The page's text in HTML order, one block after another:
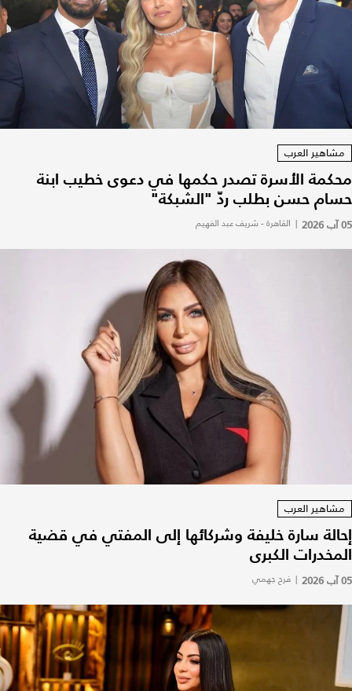
مشاهير العرب
محكمة الأسرة تصدر حكمها في دعوى خطيب ابنة
حسام حسن بطلب ردّ "الشبكة"
05 آب 2026 | القاهرة - شريف عبد الفهيم
مشاهير العرب
إحالة سارة خليفة وشركائها إلى المفتي في قضية
المخدرات الكبرى
05 آب 2026 | فرح جهمي